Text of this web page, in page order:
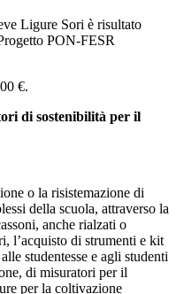
Ligure Sori è risultato
PON-FESR
€.
di sostenibilità per il
o la risistemazione di
della scuola, attraverso la
anche rialzati o
l’acquisto di strumenti e kit
studentesse e agli studenti
di misuratori per il
per la coltivazione